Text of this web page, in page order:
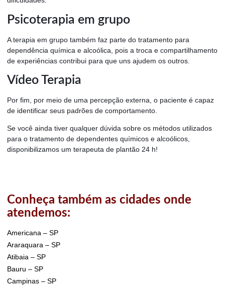
Psicoterapia em grupo
A terapia em grupo também faz parte do tratamento para
dependência química e alcoólica, pois a troca e compartilhamento
de experiências contribui para que uns ajudem os outros.
Vídeo Terapia
Por fim, por meio de uma percepção externa, o paciente é capaz
de identificar seus padrões de comportamento.
Se você ainda tiver qualquer dúvida sobre os métodos utilizados
para o tratamento de dependentes químicos e alcoólicos,
disponibilizamos um terapeuta de plantão 24 h!
Conheça também as cidades onde
atendemos:
Americana – SP
Araraquara – SP
Atibaia – SP
Bauru – SP
Campinas – SP